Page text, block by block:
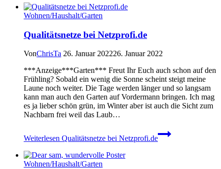
Wohnen/Haushalt/Garten
Qualitätsnetze bei Netzprofi.de
VonChrisTa 26. Januar 202226. Januar 2022
***Anzeige***Garten*** Freut Ihr Euch auch schon auf den
Frühling? Sobald ein wenig die Sonne scheint steigt meine
Laune noch weiter. Die Tage werden länger und so langsam
kann man auch den Garten auf Vordermann bringen. Ich mag
es ja lieber schön grün, im Winter aber ist auch die Sicht zum
Nachbarn frei weil das Laub…
Weiterlesen Qualitätsnetze bei Netzprofi.de
Wohnen/Haushalt/Garten